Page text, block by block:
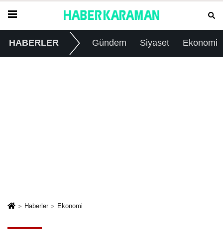
HABERLER Gündem Siyaset Ekonomi
Haberler Ekonomi